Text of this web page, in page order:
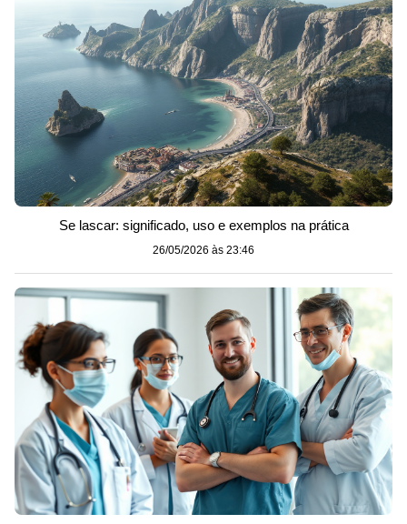
Se lascar: significado, uso e exemplos na prática
26/05/2026 às 23:46